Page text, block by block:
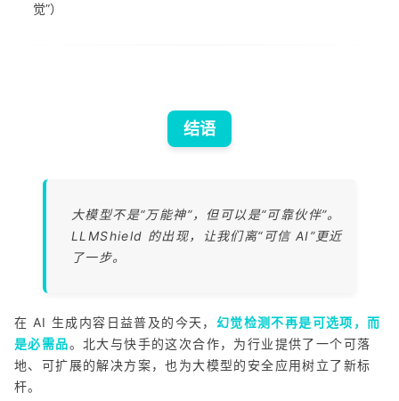
觉”）
结语
大模型不是“万能神”，但可以是“可靠伙伴”。
LLMShield 的出现，让我们离“可信 AI”更近
了一步。
在 AI 生成内容日益普及的今天， 幻觉检测不再是可选项，而
是必需品。北大与快手的这次合作，为行业提供了一个可落
地、可扩展的解决方案，也为大模型的安全应用树立了新标
杆。